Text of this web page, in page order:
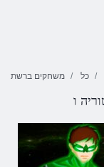
משחקים ברשת כל